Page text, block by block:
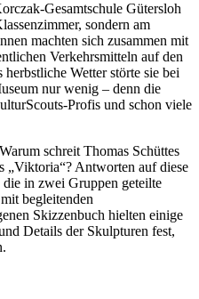
Gesamtschule Gütersloh
sondern am
machten sich zusammen mit
Verkehrsmitteln auf den
Wetter störte sie bei
nur wenig – denn die
Profis und schon viele
schreit Thomas Schüttes
„Viktoria“? Antworten auf diese
die in zwei Gruppen geteilte
begleitenden
Skizzenbuch hielten einige
Details der Skulpturen fest,